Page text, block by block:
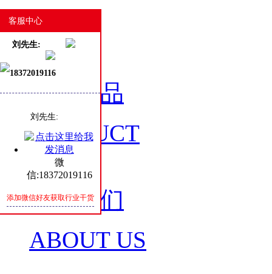
HOME
游戏产品
PRODUCT
关于我们
ABOUT US
客服中心
刘先生:
18372019116
刘先生:
微
信:18372019116
添加微信好友获取行业干货